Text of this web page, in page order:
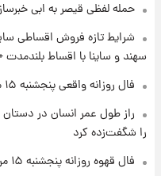
کار
عکس /
حمله لفظی قیصر به ابی
شرایط تازه فروش اقساطی
سهند و ساینا با اقساط
فال روزانه واقعی پنجشنبه ۱۵ مرداد ۱۴۰۵
را شگفت‌زده کرد
فال قهوه روزانه پنجشنبه ۱۵ مرداد ماه ۱۴۰۵